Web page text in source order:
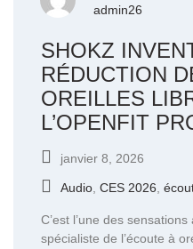
admin26
SHOKZ
RÉDUCTION
OREILLES
L’OPENFIT
janvier 8, 2026
Audio CES 2026
C’est l’une des
spécialiste de l’écoute à